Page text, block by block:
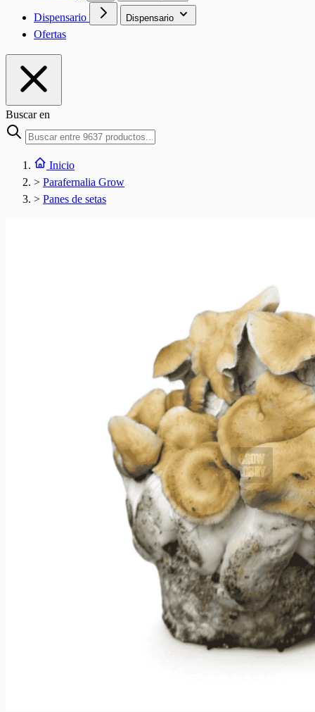
Dispensario Dispensario
Ofertas
Buscar en
Inicio
> Parafernalia Grow
> Panes de setas